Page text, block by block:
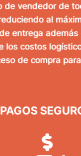
de vendedor de
al
entrega además
los costos
de compra
PAGOS